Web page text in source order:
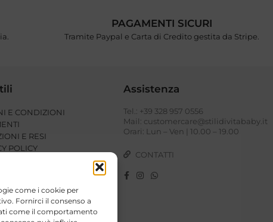
come i cookie per
Fornirci il consenso a
come il comportamento
PAGAMENTI SICURI
Tramite Paypal e Carta di Credito gestita da Stripe.
E CONDIZIONI
E RESI
POLICY
Assistenza
Tel.: +39 328 957 0556
Mail: customercare@stilidivitababy.it
Orari: Lun – Ven | 10.00 – 19.00
CONTATTI